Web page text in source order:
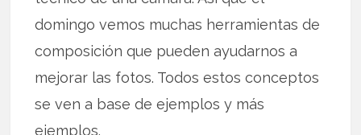
domingo vemos muchas herramientas de
composición que pueden ayudarnos a
mejorar las fotos. Todos estos conceptos
se ven a base de ejemplos y más
ejemplos.